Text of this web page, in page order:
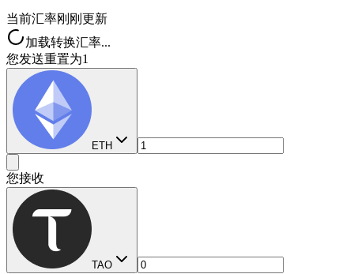
当前汇率刚刚更新
加载转换汇率...
您发送重置为1
ETH
您接收
TAO